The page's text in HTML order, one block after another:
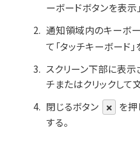
ーボードボタンを表示
通知領域内のキーボ
て「タッチキーボード」
スクリーン下部に表
チまたはクリックして
閉じるボタン
を
する。